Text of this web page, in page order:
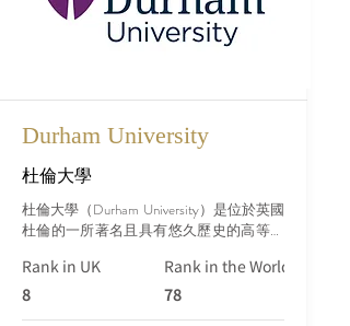
Durham University
杜倫大學
杜倫大學（Durham University）是位於英國
杜倫的一所著名且具有悠久歷史的高等教
悠久的大學之一，以其學術卓越、豐富的
傳統和風景如畫的校園而聞名。
Rank in UK
Rank in the World (Qs)
8
78